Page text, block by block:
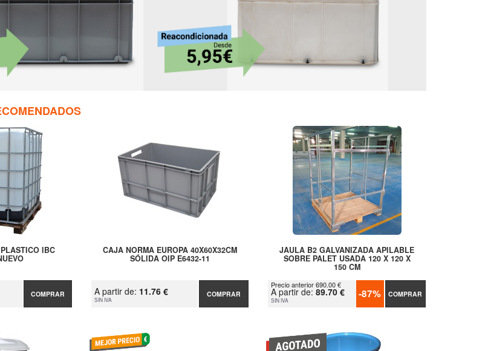
IBC
COMPRAR
CAJA NORMA EUROPA 40X60X32CM
SÓLIDA OIP E6432-11
A partir de: 11.76 €
SIN IVA
COMPRAR
JAULA B2 GALVANIZADA APILABLE
SOBRE PALET USADA 120 X 120 X
150 CM
Precio anterior 690.00 €
A partir de:89.70 €
SIN IVA -87% COMPRAR